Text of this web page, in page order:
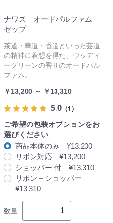
ナワズ オードパルファム
ゼップ
茶道・華道・香道といった芸道
の精神に着想を得た、ウッディ
ーグリーンの香りのオードパル
ファム。
￥13,200 ～ ￥13,310
5.0 （1）
ご希望の包装オプションをお
選びください
商品本体のみ ¥13,200
リボン対応 ¥13,200
ショッパー 付 ¥13,310
リボン＋ショッパー
¥13,310
数量